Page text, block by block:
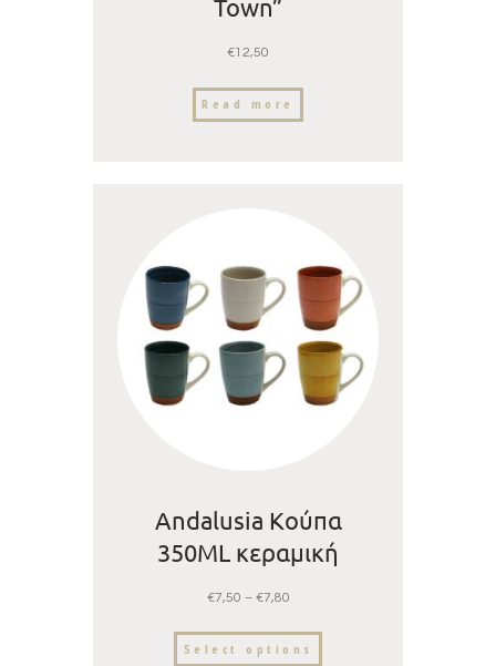
Town”
€12,50
Read more
Andalusia Κούπα
350ML κεραμική
€7,50 – €7,80
Select options